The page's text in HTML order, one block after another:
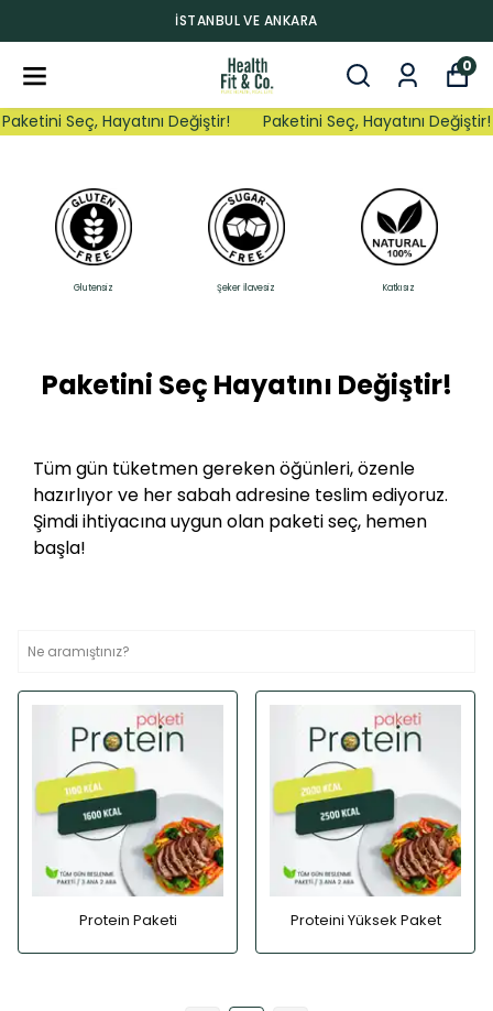
İSTANBUL VE ANKARA
0
Seç, Hayatını Değiştir! Paketini Seç, Hayatını Değiştir!
Glutensiz Şeker İlavesiz Katkısız
Paketini Seç Hayatını Değiştir!
Tüm gün tüketmen gereken öğünleri, özenle
hazırlıyor ve her sabah adresine teslim ediyoruz.
Şimdi ihtiyacına uygun olan paketi seç, hemen
başla!
Protein Paketi Proteini Yüksek Paket